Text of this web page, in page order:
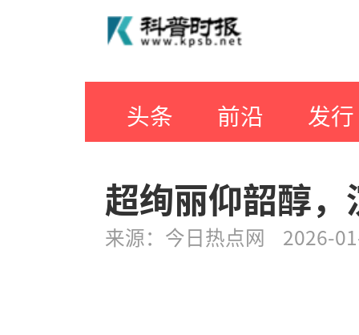
头条 前沿 发行
超绚丽仰韶醇
来源： 今日热点网 2026-